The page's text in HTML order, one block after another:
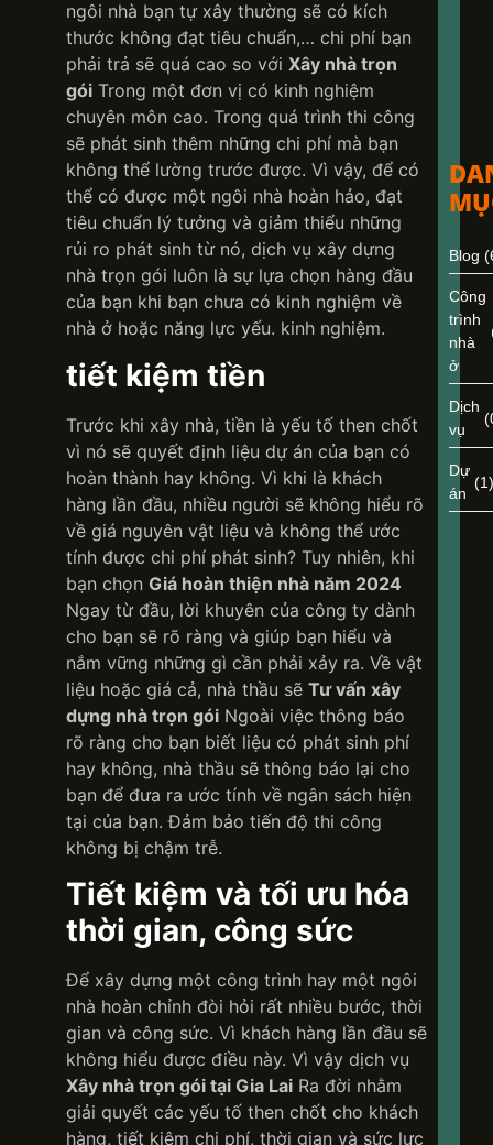
ngôi nhà bạn tự xây thường sẽ có kích
thước không đạt tiêu chuẩn,… chi phí bạn
phải trả sẽ quá cao so với Xây nhà trọn
gói Trong một đơn vị có kinh nghiệm
chuyên môn cao. Trong quá trình thi công
sẽ phát sinh thêm những chi phí mà bạn
không thể lường trước được. Vì vậy, để có
thể có được một ngôi nhà hoàn hảo, đạt
tiêu chuẩn lý tưởng và giảm thiểu những
rủi ro phát sinh từ nó, dịch vụ xây dựng
nhà trọn gói luôn là sự lựa chọn hàng đầu
của bạn khi bạn chưa có kinh nghiệm về
nhà ở hoặc năng lực yếu. kinh nghiệm.
tiết kiệm tiền
Trước khi xây nhà, tiền là yếu tố then chốt
vì nó sẽ quyết định liệu dự án của bạn có
hoàn thành hay không. Vì khi là khách
hàng lần đầu, nhiều người sẽ không hiểu rõ
về giá nguyên vật liệu và không thể ước
tính được chi phí phát sinh? Tuy nhiên, khi
bạn chọn Giá hoàn thiện nhà năm 2024
Ngay từ đầu, lời khuyên của công ty dành
cho bạn sẽ rõ ràng và giúp bạn hiểu và
nắm vững những gì cần phải xảy ra. Về vật
liệu hoặc giá cả, nhà thầu sẽ Tư vấn xây
dựng nhà trọn gói Ngoài việc thông báo
rõ ràng cho bạn biết liệu có phát sinh phí
hay không, nhà thầu sẽ thông báo lại cho
bạn để đưa ra ước tính về ngân sách hiện
tại của bạn. Đảm bảo tiến độ thi công
không bị chậm trễ.
Tiết kiệm và tối ưu hóa
thời gian, công sức
Để xây dựng một công trình hay một ngôi
nhà hoàn chỉnh đòi hỏi rất nhiều bước, thời
gian và công sức. Vì khách hàng lần đầu sẽ
không hiểu được điều này. Vì vậy dịch vụ
Xây nhà trọn gói tại Gia Lai Ra đời nhằm
giải quyết các yếu tố then chốt cho khách
hàng, tiết kiệm chi phí, thời gian và sức lực
Blog
Công
trình
nhà
ở
Dịch
vụ
Dự
án
(1)